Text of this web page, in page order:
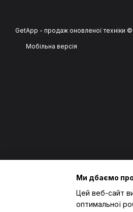
GetApp - продаж оновленої техніки
Мобільна версія
Ми дбаємо про
Цей веб-сайт
оптимальної